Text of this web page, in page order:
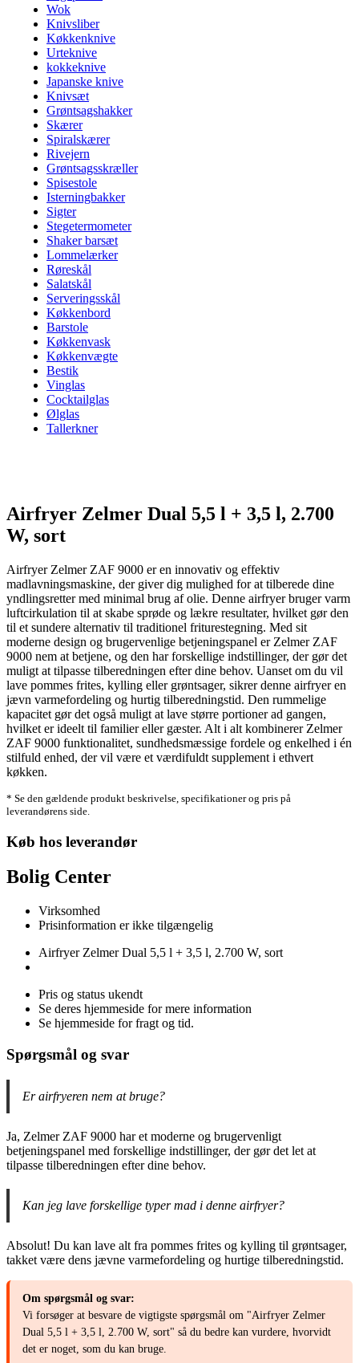
Wok
Knivsliber
Køkkenknive
Urteknive
kokkeknive
Japanske knive
Knivsæt
Grøntsagshakker
Skærer
Spiralskærer
Rivejern
Grøntsagsskræller
Spisestole
Isterningbakker
Sigter
Stegetermometer
Shaker barsæt
Lommelærker
Røreskål
Salatskål
Serveringsskål
Køkkenbord
Barstole
Køkkenvask
Køkkenvægte
Bestik
Vinglas
Cocktailglas
Ølglas
Tallerkner
Airfryer Zelmer Dual 5,5 l + 3,5 l, 2.700
W, sort
Airfryer Zelmer ZAF 9000 er en innovativ og effektiv
madlavningsmaskine, der giver dig mulighed for at tilberede dine
yndlingsretter med minimal brug af olie. Denne airfryer bruger varm
luftcirkulation til at skabe sprøde og lækre resultater, hvilket gør den
til et sundere alternativ til traditionel friturestegning. Med sit
moderne design og brugervenlige betjeningspanel er Zelmer ZAF
9000 nem at betjene, og den har forskellige indstillinger, der gør det
muligt at tilpasse tilberedningen efter dine behov. Uanset om du vil
lave pommes frites, kylling eller grøntsager, sikrer denne airfryer en
jævn varmefordeling og hurtig tilberedningstid. Den rummelige
kapacitet gør det også muligt at lave større portioner ad gangen,
hvilket er ideelt til familier eller gæster. Alt i alt kombinerer Zelmer
ZAF 9000 funktionalitet, sundhedsmæssige fordele og enkelhed i én
stilfuld enhed, der vil være et værdifuldt supplement i ethvert
køkken.
* Se den gældende produkt beskrivelse, specifikationer og pris på
leverandørens side.
Køb hos leverandør
Bolig Center
Virksomhed
Prisinformation er ikke tilgængelig
Airfryer Zelmer Dual 5,5 l + 3,5 l, 2.700 W, sort
Pris og status ukendt
Se deres hjemmeside for mere information
Se hjemmeside for fragt og tid.
Spørgsmål og svar
Er airfryeren nem at bruge?
Ja, Zelmer ZAF 9000 har et moderne og brugervenligt
betjeningspanel med forskellige indstillinger, der gør det let at
tilpasse tilberedningen efter dine behov.
Kan jeg lave forskellige typer mad i denne airfryer?
Absolut! Du kan lave alt fra pommes frites og kylling til grøntsager,
takket være dens jævne varmefordeling og hurtige tilberedningstid.
Om spørgsmål og svar:
Vi forsøger at besvare de vigtigste spørgsmål om "Airfryer Zelmer
Dual 5,5 l + 3,5 l, 2.700 W, sort" så du bedre kan vurdere, hvorvidt
det er noget, som du kan bruge.